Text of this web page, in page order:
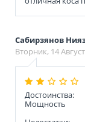
Сабирзянов
Вторник, 14
Достоинства:
Мощность